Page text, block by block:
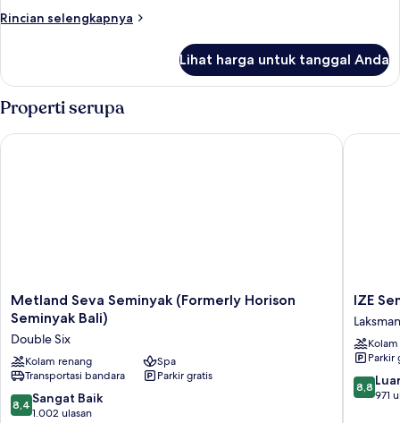
with
Rincian selengkapnya
Rincian
Haven
Pool
with
Lihat harga untuk tanggal Anda
Properti serupa
Metland
Seva
Seminyak
(Formerly
Horison
Seminyak
Bali)
Double
Metland Seva Seminyak (Formerly Horison
Seminyak Bali)
Double Six
Kolam renang
Spa
Transportasi bandara
Parkir gratis
8.4
dari
8,4 Sangat Baik
1.002 ulasan
Metland Seva Seminyak (Formerly Horison Seminyak Bali)
IZE
by
IZE
Parkir
8.8
dari
8,8
971
IZE